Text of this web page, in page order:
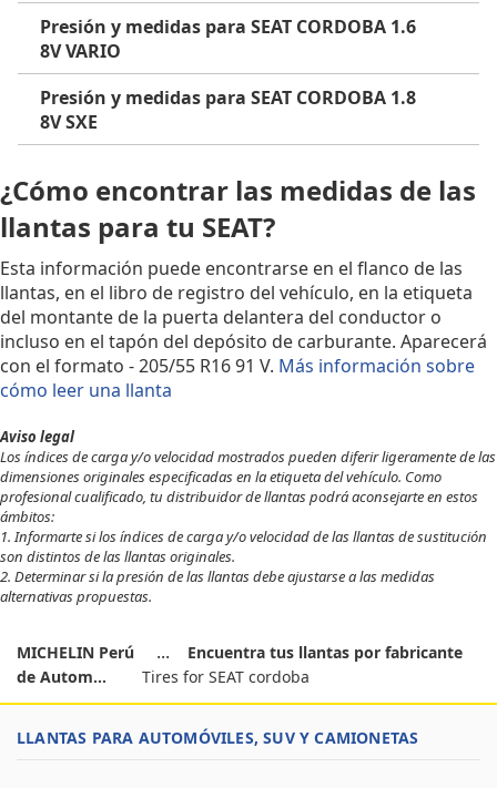
Presión y medidas para SEAT CORDOBA 1.6
8V VARIO
Presión y medidas para SEAT CORDOBA 1.8
8V SXE
¿Cómo encontrar las medidas de las
llantas para tu SEAT?
Esta información puede encontrarse en el flanco de las
llantas, en el libro de registro del vehículo, en la etiqueta
del montante de la puerta delantera del conductor o
incluso en el tapón del depósito de carburante. Aparecerá
con el formato - 205/55 R16 91 V. Más información sobre
cómo leer una llanta
Aviso legal
Los índices de carga y/o velocidad mostrados pueden diferir ligeramente de las
dimensiones originales especificadas en la etiqueta del vehículo. Como
profesional cualificado, tu distribuidor de llantas podrá aconsejarte en estos
ámbitos:
1. Informarte si los índices de carga y/o velocidad de las llantas de sustitución
son distintos de las llantas originales.
2. Determinar si la presión de las llantas debe ajustarse a las medidas
alternativas propuestas.
MICHELIN Perú
Encuentra tus llantas por fabricante
de Autom...
Tires for SEAT cordoba
LLANTAS PARA AUTOMÓVILES, SUV Y CAMIONETAS